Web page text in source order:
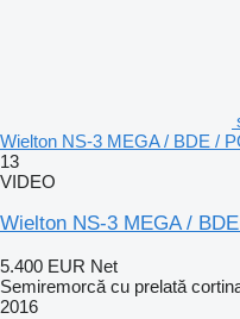
Wielton NS-3 MEGA / BDE /
13
VIDEO
Wielton NS-3 MEGA /
5.400 EUR Net
Semiremorcă cu prelată
2016